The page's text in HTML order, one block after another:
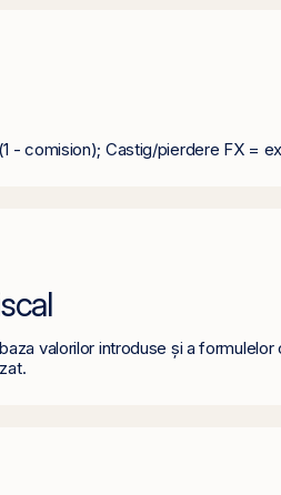
- comision); Castig/pierdere FX =
valorilor introduse și a